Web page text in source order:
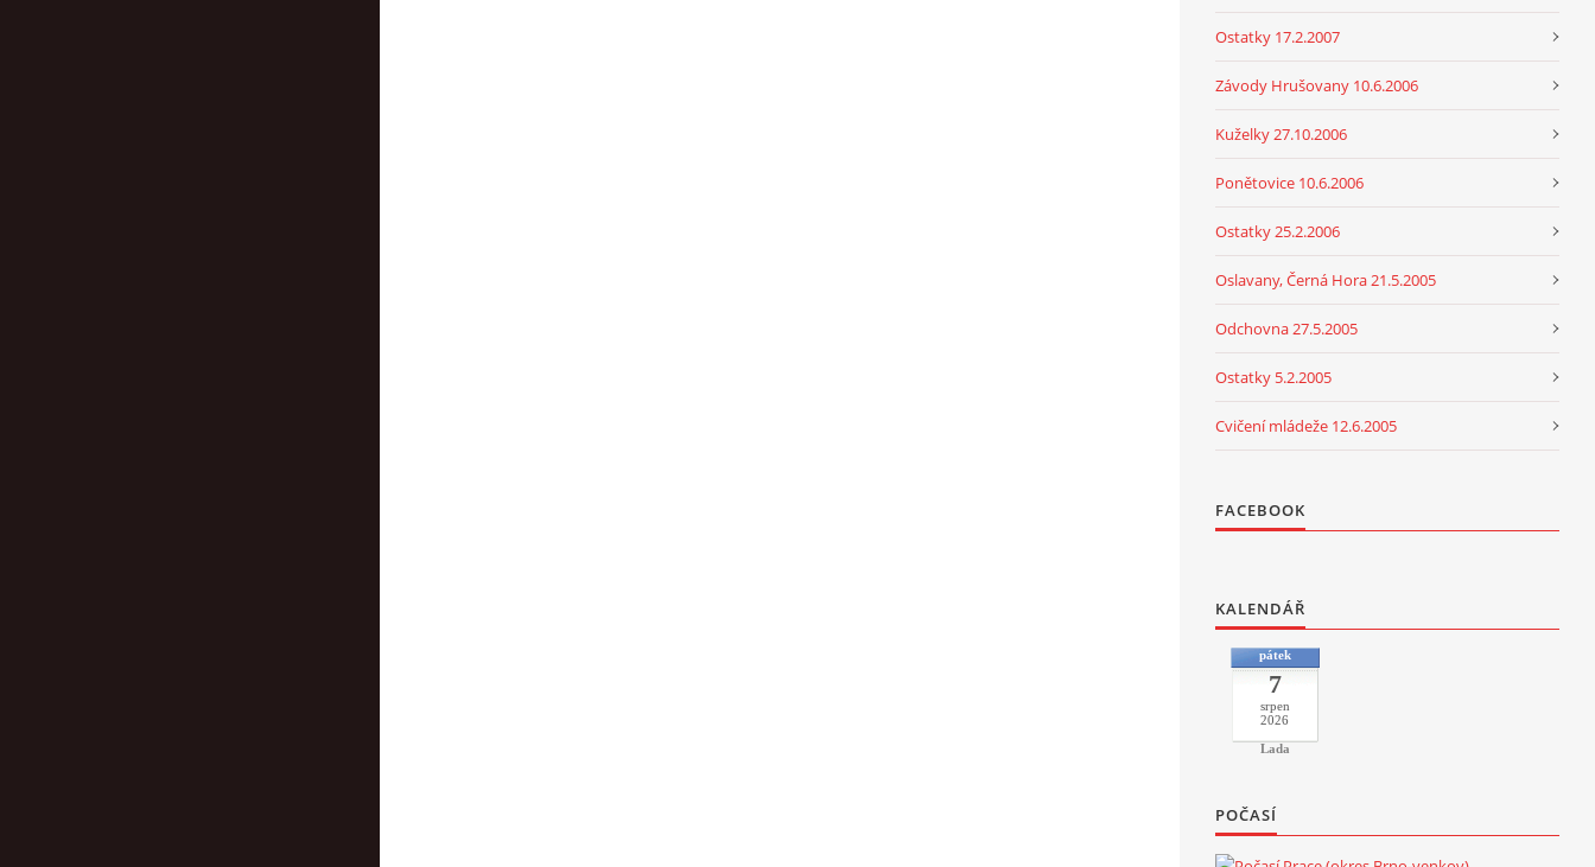
Ostatky 17.2.2007
Závody Hrušovany 10.6.2006
Kuželky 27.10.2006
Ponětovice 10.6.2006
Ostatky 25.2.2006
Oslavany, Černá Hora 21.5.2005
Odchovna 27.5.2005
Ostatky 5.2.2005
Cvičení mládeže 12.6.2005
FACEBOOK
KALENDÁŘ
pátek
7
srpen
2026
Lada
POČASÍ